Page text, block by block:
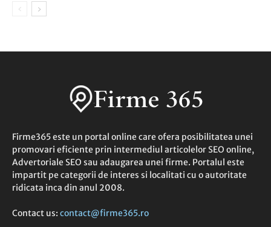
Firme365 este un portal online care ofera posibilitatea unei
promovari eficiente prin intermediul articolelor SEO online,
Advertoriale SEO sau adaugarea unei firme. Portalul este
impartit pe categorii de interes si localitati cu o autoritate
ridicata inca din anul 2008.
Contact us: contact@firme365.ro